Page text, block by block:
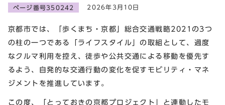
ページ番号350242 2026年3月10日
京都市では、「歩くまち・京都」総合交通戦略2021の3つ
の柱の一つである「ライフスタイル」の取組として、過度
なクルマ利用を控え、徒歩や公共交通による移動を優先す
るよう、自発的な交通行動の変化を促すモビリティ・マネ
ジメントを推進しています。
この度、「とっておきの京都プロジェクト」と連動したモ